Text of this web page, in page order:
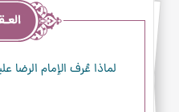
لماذا عُرف الإمام الرضا